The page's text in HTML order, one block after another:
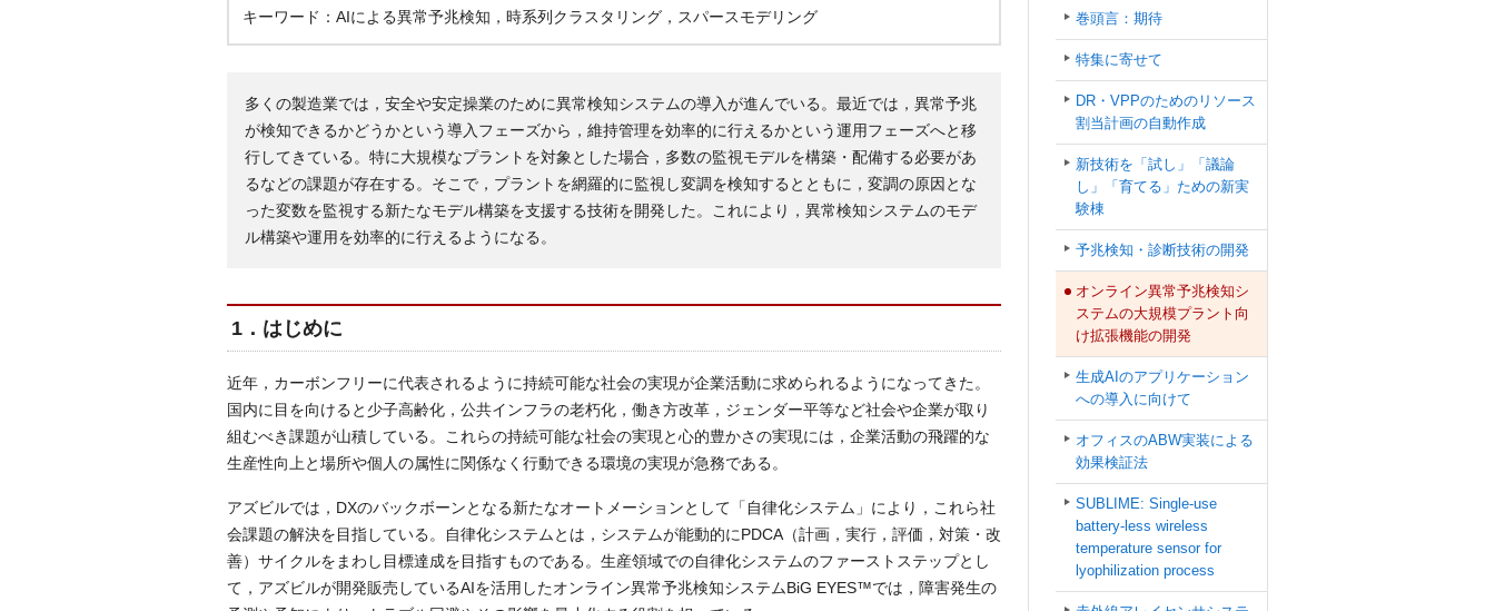
キーワード：AIによる異常予兆検知，時系列クラスタリング，スパースモデリング
多くの製造業では，安全や安定操業のために異常検知システムの導入が進んでいる。最近では，異常予兆
が検知できるかどうかという導入フェーズから，維持管理を効率的に行えるかという運用フェーズへと移
行してきている。特に大規模なプラントを対象とした場合，多数の監視モデルを構築・配備する必要があ
るなどの課題が存在する。そこで，プラントを網羅的に監視し変調を検知するとともに，変調の原因とな
った変数を監視する新たなモデル構築を支援する技術を開発した。これにより，異常検知システムのモデ
ル構築や運用を効率的に行えるようになる。
1．はじめに
近年，カーボンフリーに代表されるように持続可能な社会の実現が企業活動に求められるようになってきた。
国内に目を向けると少子高齢化，公共インフラの老朽化，働き方改革，ジェンダー平等など社会や企業が取り
組むべき課題が山積している。これらの持続可能な社会の実現と心的豊かさの実現には，企業活動の飛躍的な
生産性向上と場所や個人の属性に関係なく行動できる環境の実現が急務である。
アズビルでは，DXのバックボーンとなる新たなオートメーションとして「自律化システム」により，これら社
会課題の解決を目指している。自律化システムとは，システムが能動的にPDCA（計画，実行，評価，対策・改
善）サイクルをまわし目標達成を目指すものである。生産領域での自律化システムのファーストステップとし
て，アズビルが開発販売しているAIを活用したオンライン異常予兆検知システムBiG EYES™では，障害発生の
巻頭言：期待
特集に寄せて
DR・VPPのためのリソース
割当計画の自動作成
新技術を「試し」「議論
し」「育てる」ための新実
験棟
予兆検知・診断技術の開発
オンライン異常予兆検知シ
ステムの大規模プラント向
け拡張機能の開発
生成AIのアプリケーション
への導入に向けて
オフィスのABW実装による
効果検証法
SUBLIME: Single-use
battery-less wireless
temperature sensor for
lyophilization process